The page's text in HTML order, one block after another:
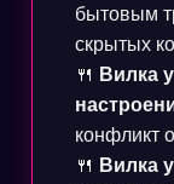
бытовым
скрытых
🍴 Вилка
конфликт
🍴 Вилка